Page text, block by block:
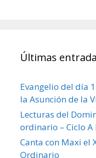
Últimas
Evangelio del día
la Asunción de la
Lecturas del
ordinario – Ciclo A
Canta con Maxi el
Ordinario